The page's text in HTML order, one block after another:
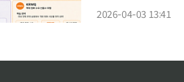
2026-04-03 13:41